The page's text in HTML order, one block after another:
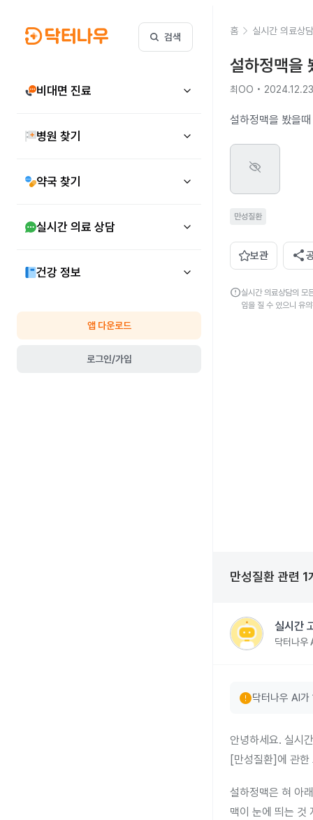
검색
비대면 진료
병원 찾기
약국 찾기
실시간 의료 상담
건강 정보
앱 다운로드
로그인/가입
홈 실시간 의료상담
설하정맥을
최OO • 2024.12.23
설하정맥을 봤을
만성질환
보관 share
error실시간 의료상담의 모
임을 질 수 있으니 유
만성질환 관련 1
실시간
닥터나우
error닥터나우 AI
안녕하세요. 실시
[만성질환]에 관한
설하정맥은 혀 아
맥이 눈에 띄는 것